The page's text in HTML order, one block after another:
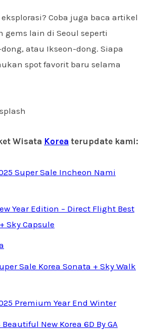
Coba juga baca artikel
lain di Seoul seperti
atau Ikseon-dong. Siapa
spot favorit baru selama
Wisata Korea terupdate kami:
Super Sale Incheon Nami
Year Edition – Direct Flight Best
Sky Capsule
Sale Korea Sonata + Sky Walk
Premium Year End Winter
New Korea 6D By GA